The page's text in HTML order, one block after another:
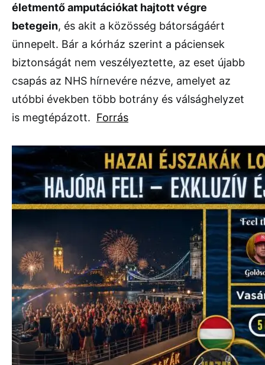
életmentő amputációkat hajtott végre
betegein, és akit a közösség bátorságáért
ünnepelt. Bár a kórház szerint a páciensek
biztonságát nem veszélyeztette, az eset újabb
csapás az NHS hírnevére nézve, amelyet az
utóbbi években több botrány és válsághelyzet
is megtépázott. Forrás